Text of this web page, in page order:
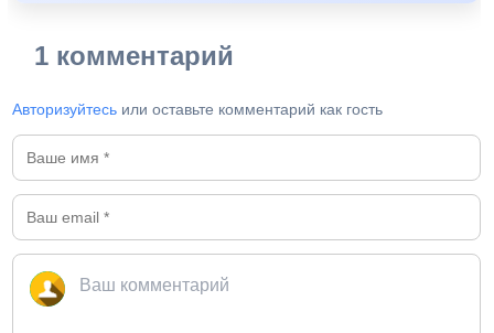
1 комментарий
Авторизуйтесь или оставьте комментарий как гость